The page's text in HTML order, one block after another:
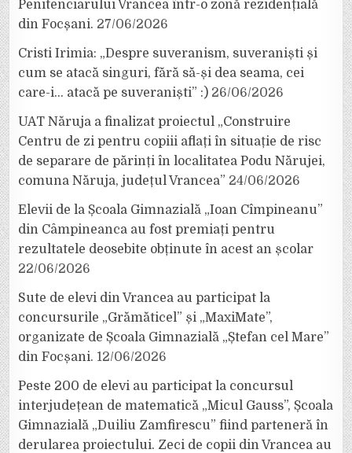
Penitenciarului Vrancea într-o zonă rezidențială
din Focșani. 27/06/2026
Cristi Irimia: „Despre suveranism, suveraniști și
cum se atacă singuri, fără să-și dea seama, cei
care-i… atacă pe suveraniști” :) 26/06/2026
UAT Năruja a finalizat proiectul „Construire
Centru de zi pentru copiii aflați în situație de risc
de separare de părinți în localitatea Podu Nărujei,
comuna Năruja, județul Vrancea” 24/06/2026
Elevii de la Școala Gimnazială „Ioan Cîmpineanu”
din Câmpineanca au fost premiați pentru
rezultatele deosebite obținute în acest an școlar
22/06/2026
Sute de elevi din Vrancea au participat la
concursurile „Grămăticel” și „MaxiMate”,
organizate de Școala Gimnazială „Ștefan cel Mare”
din Focșani. 12/06/2026
Peste 200 de elevi au participat la concursul
interjudețean de matematică „Micul Gauss”, Școala
Gimnazială „Duiliu Zamfirescu” fiind parteneră în
derularea proiectului. Zeci de copii din Vrancea au